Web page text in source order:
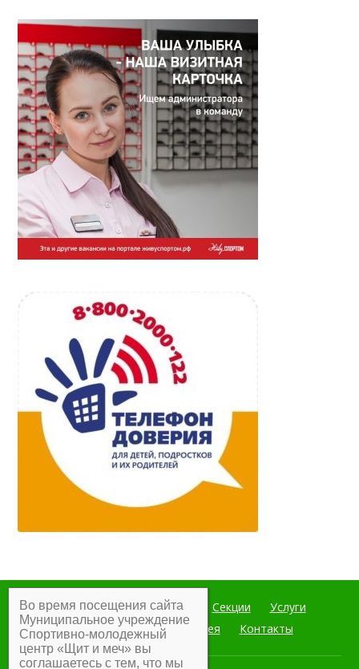
Главная Мероприятия Секции
Услуги
Документы
Фотогалерея Контакты
Во время посещения сайта
Муниципальное учреждение
Спортивно-молодежный
центр «Щит и меч» вы
соглашаетесь с тем, что мы